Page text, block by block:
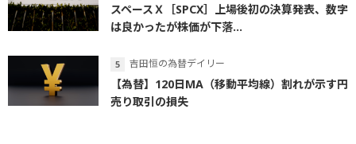
スペースＸ［SPCX］上場後初の決算発表、数字
は良かったが株価が下落...
吉田恒の為替デイリー
【為替】120日MA（移動平均線）割れが示す円
売り取引の損失